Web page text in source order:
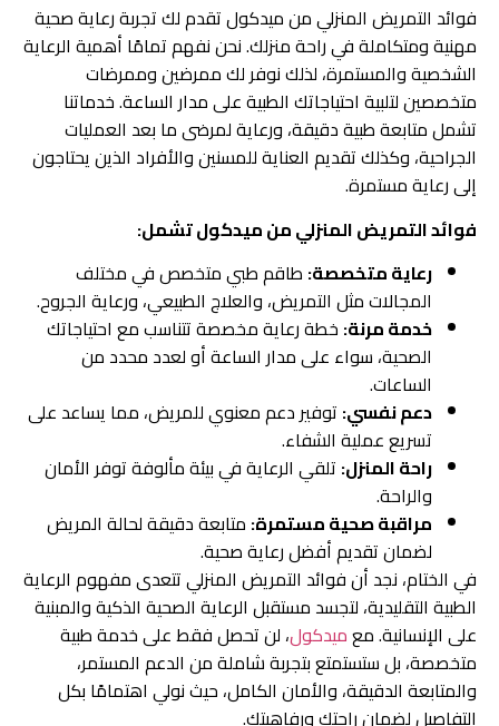
فوائد التمريض المنزلي من ميدكول تقدم لك تجربة رعاية صحية
مهنية ومتكاملة في راحة منزلك. نحن نفهم تمامًا أهمية الرعاية
الشخصية والمستمرة، لذلك نوفر لك ممرضين وممرضات
متخصصين لتلبية احتياجاتك الطبية على مدار الساعة. خدماتنا
تشمل متابعة طبية دقيقة، ورعاية لمرضى ما بعد العمليات
الجراحية، وكذلك تقديم العناية للمسنين والأفراد الذين يحتاجون
إلى رعاية مستمرة.
فوائد التمريض المنزلي من ميدكول تشمل:
رعاية متخصصة: طاقم طبي متخصص في مختلف
المجالات مثل التمريض، والعلاج الطبيعي، ورعاية الجروح.
خدمة مرنة: خطة رعاية مخصصة تتناسب مع احتياجاتك
الصحية، سواء على مدار الساعة أو لعدد محدد من
الساعات.
دعم نفسي: توفير دعم معنوي للمريض، مما يساعد على
تسريع عملية الشفاء.
راحة المنزل: تلقي الرعاية في بيئة مألوفة توفر الأمان
والراحة.
مراقبة صحية مستمرة: متابعة دقيقة لحالة المريض
لضمان تقديم أفضل رعاية صحية.
في الختام، نجد أن فوائد التمريض المنزلي تتعدى مفهوم الرعاية
الطبية التقليدية، لتجسد مستقبل الرعاية الصحية الذكية والمبنية
على الإنسانية. معميدكول، لن تحصل فقط على خدمة طبية
متخصصة، بل ستستمتع بتجربة شاملة من الدعم المستمر،
والمتابعة الدقيقة، والأمان الكامل، حيث نولي اهتمامًا بكل
التفاصيل لضمان راحتك ورفاهيتك.